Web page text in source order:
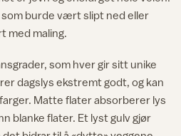
som burde vært slipt ned eller
med maling.
som hver gir sitt unike
dagslys ekstremt godt, og kan
Matte flater absorberer lys
blanke flater. Et lyst gulv gjør